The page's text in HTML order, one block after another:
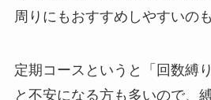
周りにもおすすめしやすいの
定期コースというと「回数縛
と不安になる方も多いので、